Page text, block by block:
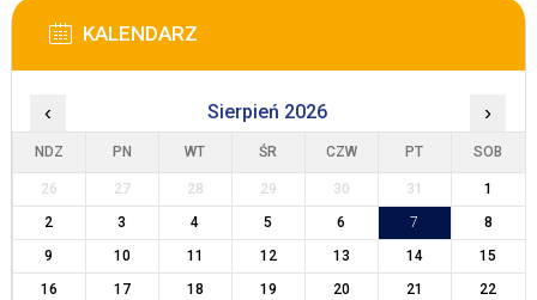
KALENDARZ
‹ Sierpień 2026 ›
NDZ PN WT ŚR CZW PT SOB
26 27 28 29 30 31
1
2
3 4 5 6 7
8
9
10 11 12 13 14
15
16
17 18 19 20 21
22